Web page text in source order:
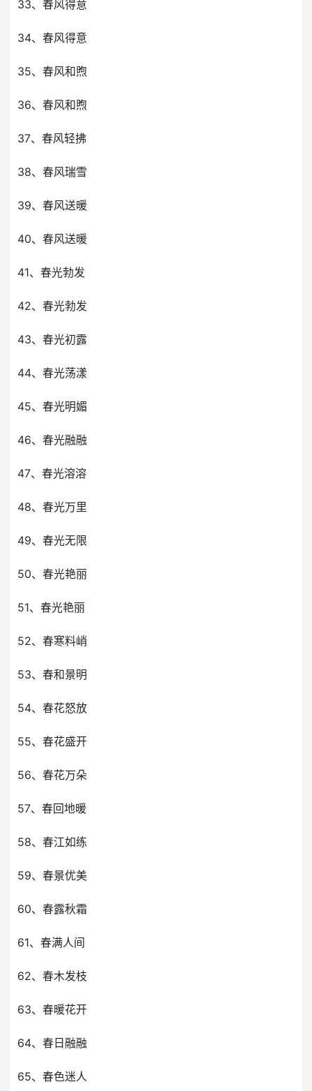
33、春风得意
34、春风得意
35、春风和煦
36、春风和煦
37、春风轻拂
38、春风瑞雪
39、春风送暖
40、春风送暖
41、春光勃发
42、春光勃发
43、春光初露
44、春光荡漾
45、春光明媚
46、春光融融
47、春光溶溶
48、春光万里
49、春光无限
50、春光艳丽
51、春光艳丽
52、春寒料峭
53、春和景明
54、春花怒放
55、春花盛开
56、春花万朵
57、春回地暖
58、春江如练
59、春景优美
60、春露秋霜
61、春满人间
62、春木发枝
63、春暖花开
64、春日融融
65、春色迷人